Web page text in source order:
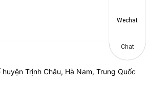
Trịnh Châu, Hà Nam, Trung Quốc
Wechat
Chat